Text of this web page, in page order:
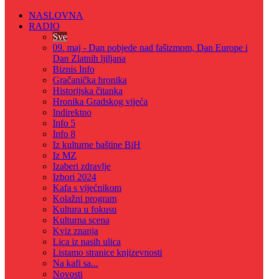
NASLOVNA
RADIO
Sve
09. maj - Dan pobjede nad fašizmom, Dan Europe i
Dan Zlatnih ljiljana
Biznis Info
Gračanička hronika
Historijska čitanka
Hronika Gradskog vijeća
Indirektno
Info 5
Info 8
Iz kulturne baštine BiH
Iz MZ
Izaberi zdravlje
Izbori 2024
Kafa s vijećnikom
Kolažni program
Kultura u fokusu
Kulturna scena
Kviz znanja
Lica iz nasih ulica
Listamo stranice knjizevnosti
Na kafi sa...
Novosti